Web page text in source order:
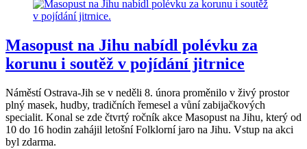
Masopust na Jihu nabídl polévku za
korunu i soutěž v pojídání jitrnice
Náměstí Ostrava-Jih se v neděli 8. února proměnilo v živý prostor
plný masek, hudby, tradičních řemesel a vůní zabijačkových
specialit. Konal se zde čtvrtý ročník akce Masopust na Jihu, který od
10 do 16 hodin zahájil letošní Folklorní jaro na Jihu. Vstup na akci
byl zdarma.